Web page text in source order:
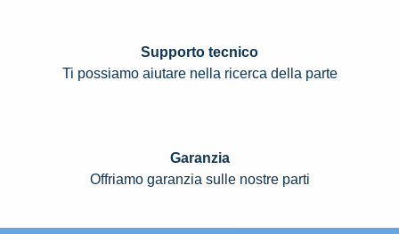
Supporto tecnico
Ti possiamo aiutare nella ricerca della parte
Garanzia
Offriamo garanzia sulle nostre parti